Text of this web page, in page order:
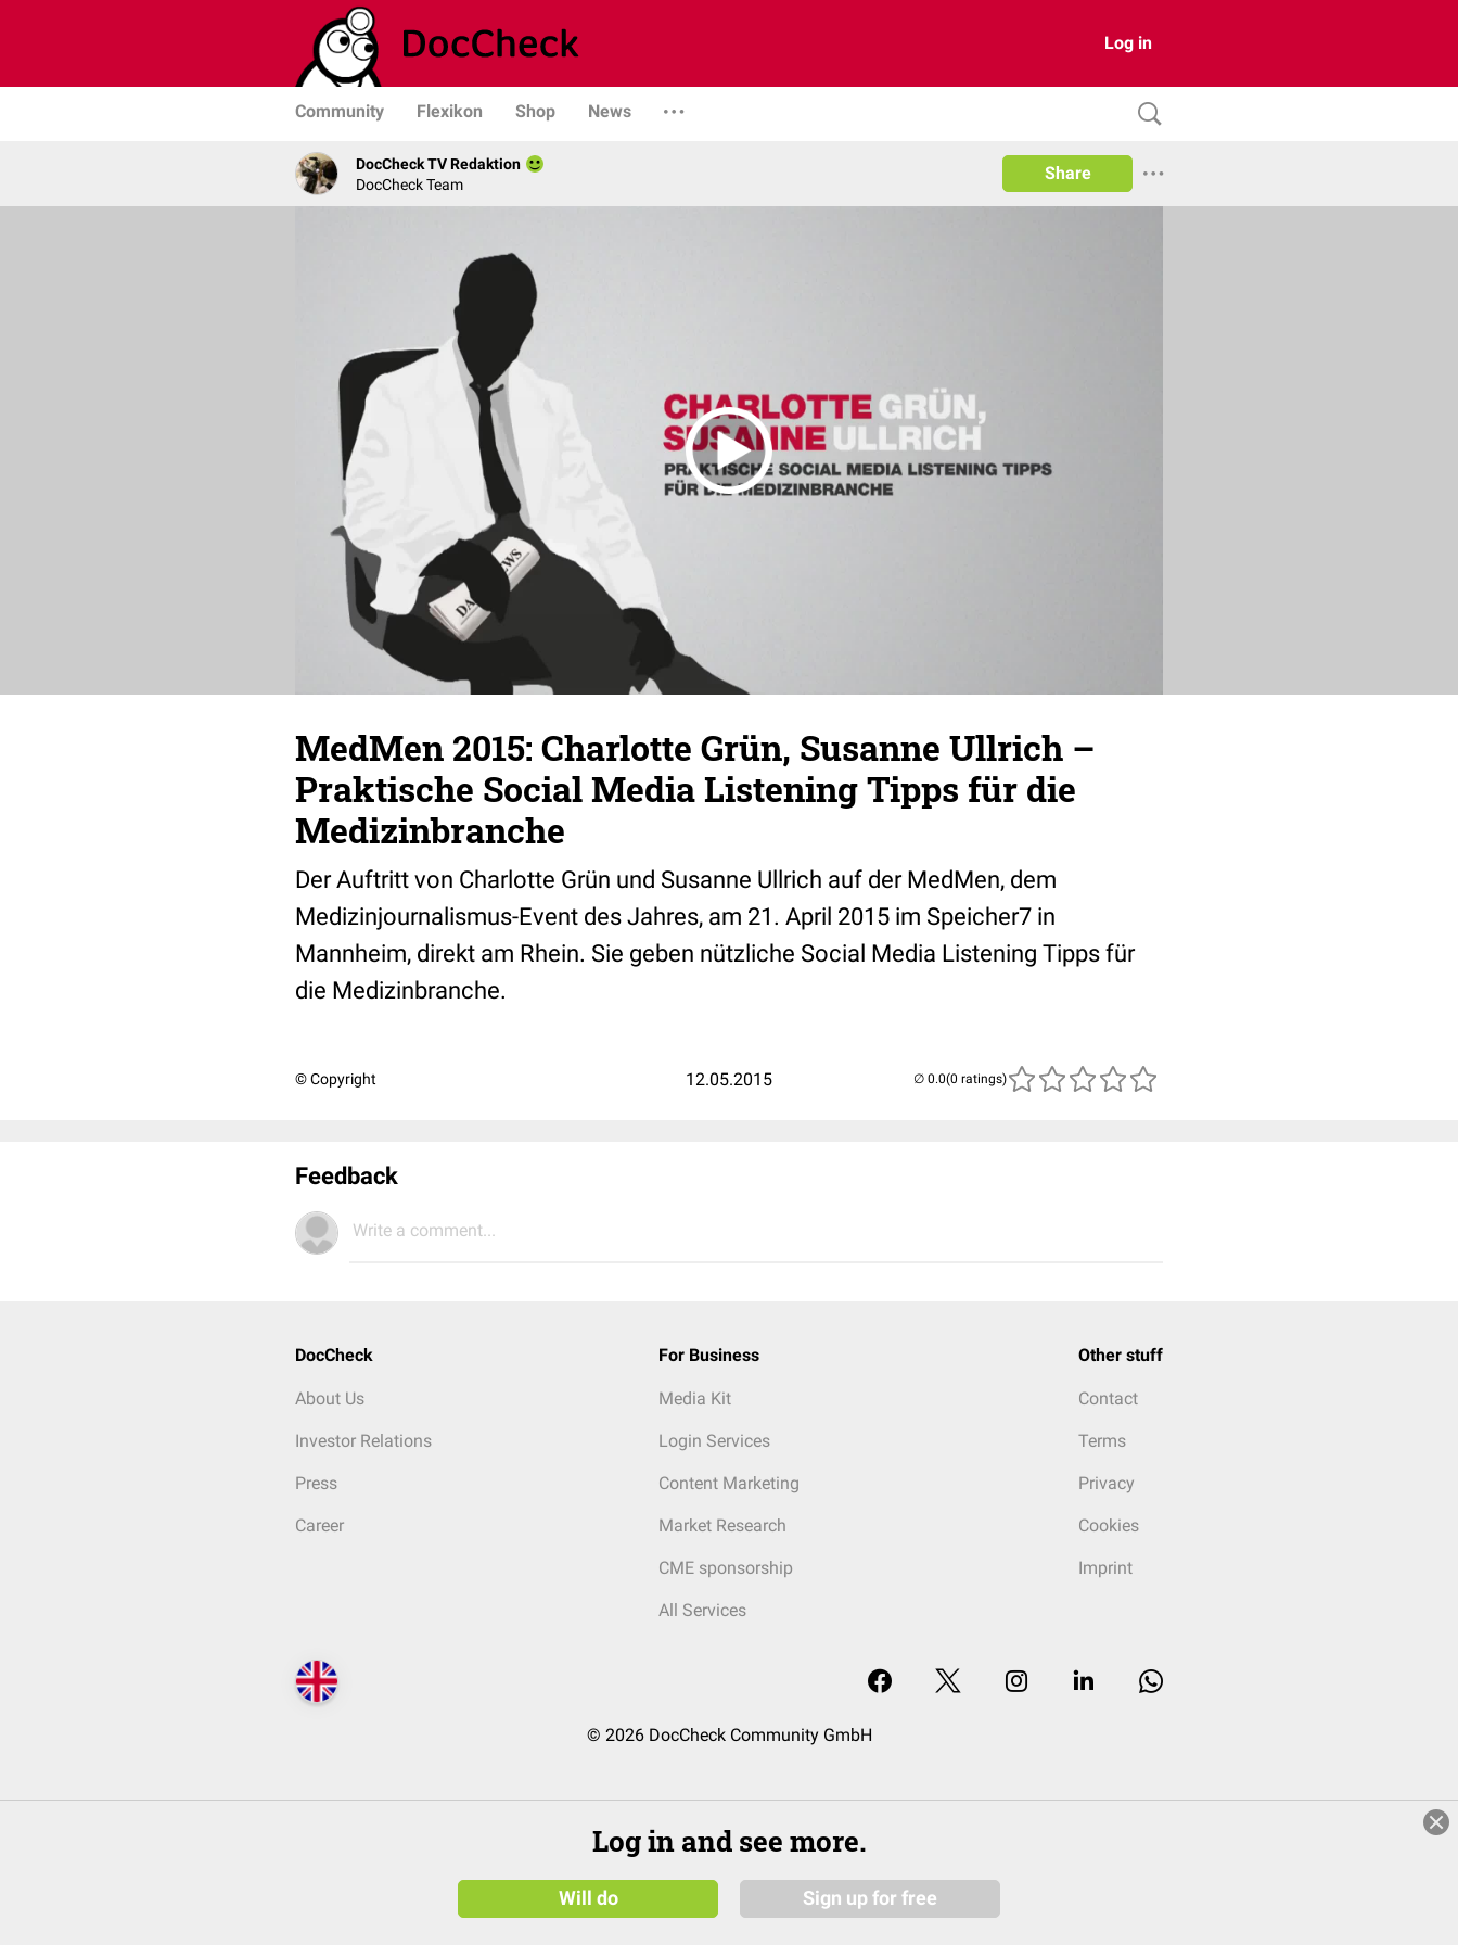
Log in
Community Flexikon Shop News
DocCheck TV Redaktion
DocCheck Team
Share
MedMen 2015: Charlotte Grün, Susanne Ullrich –
Praktische Social Media Listening Tipps für die
Medizinbranche
Der Auftritt von Charlotte Grün und Susanne Ullrich auf der MedMen, dem
Medizinjournalismus-Event des Jahres, am 21. April 2015 im Speicher7 in
Mannheim, direkt am Rhein. Sie geben nützliche Social Media Listening Tipps für
die Medizinbranche.
© Copyright 12.05.2015 (0 ratings)
Feedback
Write a comment...
DocCheck
About Us
Investor Relations
Press
Career
For Business
Media Kit
Login Services
Content Marketing
Market Research
CME sponsorship
All Services
Other stuff
Contact
Terms
Privacy
Cookies
Imprint
© 2026 DocCheck Community GmbH
Log in and see more.
Will do Sign up for free